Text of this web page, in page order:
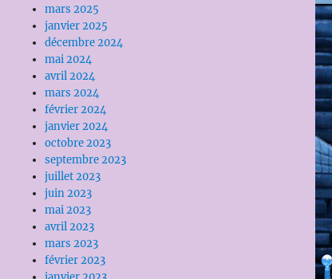
mars 2025
janvier 2025
décembre 2024
mai 2024
avril 2024
mars 2024
février 2024
janvier 2024
octobre 2023
septembre 2023
juillet 2023
juin 2023
mai 2023
avril 2023
mars 2023
février 2023